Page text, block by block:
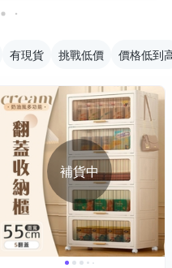
有現貨 挑戰低價 價格低到
補貨中